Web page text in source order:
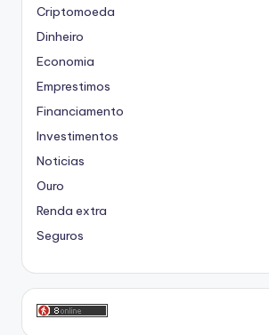
Criptomoeda
Dinheiro
Economia
Emprestimos
Financiamento
Investimentos
Noticias
Ouro
Renda extra
Seguros